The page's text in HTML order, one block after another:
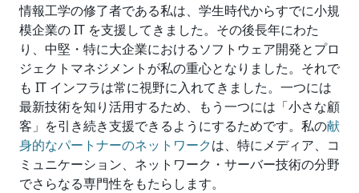
情報工学の修了者である私は、学生時代からすでに小規
模企業の IT を支援してきました。その後長年にわた
り、中堅・特に大企業におけるソフトウェア開発とプロ
ジェクトマネジメントが私の重心となりました。それで
も IT インフラは常に視野に入れてきました。一つには
最新技術を知り活用するため、もう一つには「小さな顧
客」を引き続き支援できるようにするためです。私の献
身的なパートナーのネットワークは、特にメディア、コ
ミュニケーション、ネットワーク・サーバー技術の分野
でさらなる専門性をもたらします。